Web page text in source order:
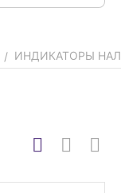
/ ИНДИКАТОРЫ